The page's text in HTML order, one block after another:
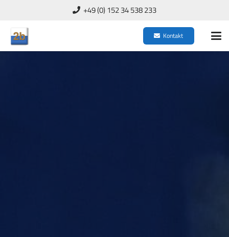
+49 (0) 152 34 538 233
Kontakt